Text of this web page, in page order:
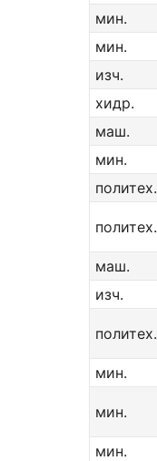
мин.
мин.
изч.
хидр.
маш.
мин.
политех.
политех.
маш.
изч.
политех.
мин.
мин.
мин.